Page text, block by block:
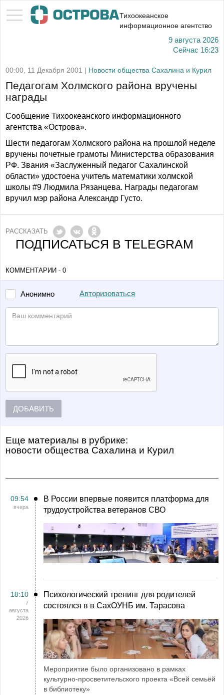
Тихоокеанское
информационное агентство
9 августа 2026
Сейчас 16:23
00:00, 11 Декабря 2001 | Новости общества Сахалина и Курил
Педагогам Холмского района вручены
награды
Сообщение Тихоокеанского информационного
агентства «Острова».
Шести педагогам Холмского района на прошлой неделе
вручены почетные грамоты Министерства образования
РФ. Звания «Заслуженный педагог Сахалинской
области» удостоена учитель математики холмской
школы #9 Людмила Рязанцева. Награды педагогам
вручил мэр района Александр Густо.
РАССКАЗАТЬ
ПОДПИСАТЬСЯ В TELEGRAM
КОММЕНТАРИИ - 0
Анонимно Авторизоваться
ДОБАВИТЬ
Еще материалы в рубрике:
Новости общества Сахалина и Курил
09:54
вчера
В России впервые появится платформа для
трудоустройства ветеранов СВО
18:10
7
августа
2026
Психологический тренинг для родителей
состоялся в в СахОУНБ им. Тарасова
Мероприятие было организовано в рамках
культурно-просветительского проекта «Всей семьёй
в библиотеку»